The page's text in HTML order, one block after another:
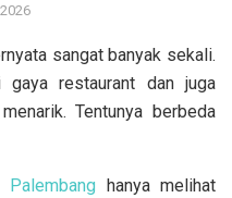
sangat banyak sekali.
gaya restaurant dan juga
Tentunya berbeda
hanya melihat